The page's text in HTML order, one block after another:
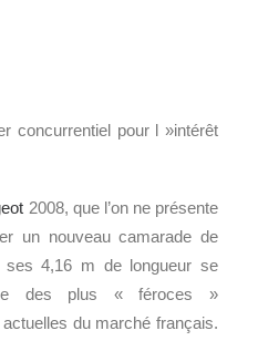
un petit
la révélation de l’un de ses
concurrentiel pour l »intérêt
2008, que l’on ne présente
un nouveau camarade de
4,16 m de longueur se
des plus « féroces »
du marché français.